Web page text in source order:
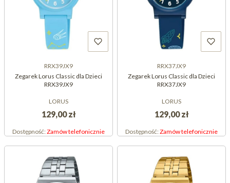
RRX39JX9
Zegarek Lorus Classic dla Dzieci
RRX39JX9
LORUS
129,00 zł
Dostępność:Zamów telefonicznie
RRX37JX9
Zegarek Lorus Classic dla Dzieci
RRX37JX9
LORUS
129,00 zł
Dostępność:Zamów telefonicznie